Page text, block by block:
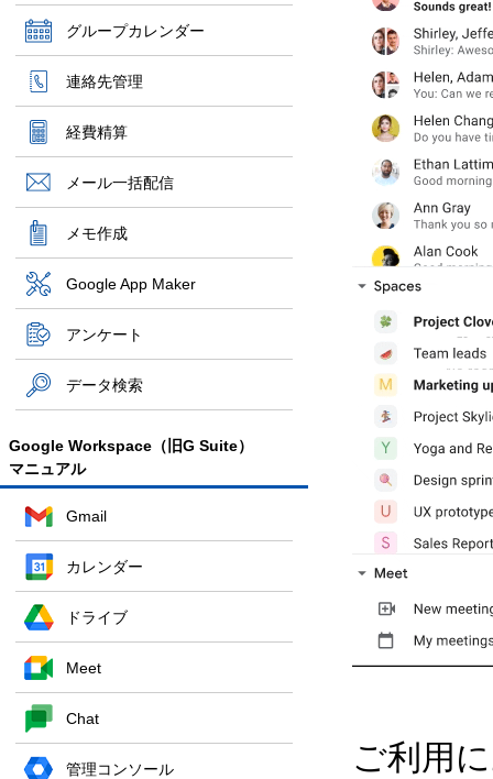
グループカレンダー
連絡先管理
経費精算
メール一括配信
メモ作成
Google App Maker
アンケート
データ検索
Google Workspace（旧G Suite）
マニュアル
Gmail
カレンダー
ドライブ
Meet
Chat
管理コンソール
ご利用